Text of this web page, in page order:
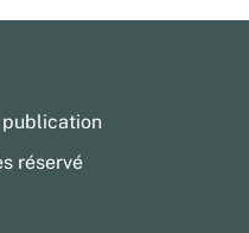
réservé